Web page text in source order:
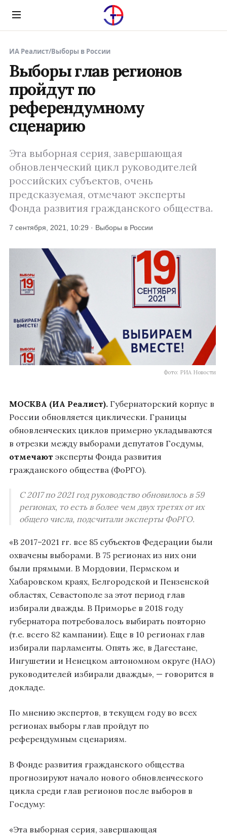
Menu
ИА Реалист/Выборы в России
Выборы глав регионов
пройдут по
референдумному
сценарию
Эта выборная серия, завершающая
обновленческий цикл руководителей
российских субъектов, очень
предсказуемая, отмечают эксперты
Фонда развития гражданского общества.
7 сентября, 2021, 10:29 · Выборы в России
Фото: РИА Новости
МОСКВА (ИА Реалист). Губернаторский корпус в
России обновляется циклически. Границы
обновленческих циклов примерно укладываются
в отрезки между выборами депутатов Госдумы,
отмечают эксперты Фонда развития
гражданского общества (ФоРГО).
С 2017 по 2021 год руководство обновилось в 59
регионах, то есть в более чем двух третях от их
общего числа, подсчитали эксперты ФоРГО.
«В 2017–2021 гг. все 85 субъектов Федерации были
охвачены выборами. В 75 регионах из них они
были прямыми. В Мордовии, Пермском и
Хабаровском краях, Белгородской и Пензенской
областях, Севастополе за этот период глав
избирали дважды. В Приморье в 2018 году
губернатора потребовалось выбирать повторно
(т.е. всего 82 кампании). Еще в 10 регионах глав
избирали парламенты. Опять же, в Дагестане,
Ингушетии и Ненецком автономном округе (НАО)
руководителей избирали дважды», — говорится в
докладе.
По мнению экспертов, в текущем году во всех
регионах выборы глав пройдут по
референдумным сценариям.
В Фонде развития гражданского общества
прогнозируют начало нового обновленческого
цикла среди глав регионов после выборов в
Госдуму:
«Эта выборная серия, завершающая